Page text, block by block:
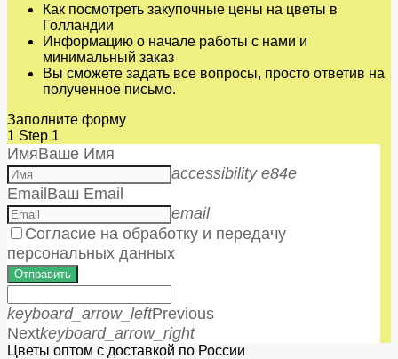
Как посмотреть закупочные цены на цветы в
Голландии
Информацию о начале работы с нами и
минимальный заказ
Вы сможете задать все вопросы, просто ответив на
полученное письмо.
Заполните форму
1 Step 1
ИмяВаше Имя
accessibility e84e
EmailВаш Email
email
Согласие на обработку и передачу
персональных данных
Отправить
keyboard_arrow_leftPrevious
Nextkeyboard_arrow_right
Цветы оптом с доставкой по России